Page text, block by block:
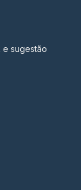
e sugestão